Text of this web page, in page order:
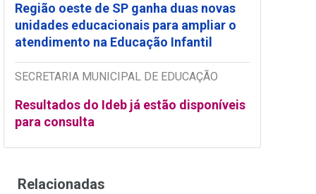
Região oeste de SP ganha duas novas
unidades educacionais para ampliar o
atendimento na Educação Infantil
SECRETARIA MUNICIPAL DE EDUCAÇÃO
Resultados do Ideb já estão disponíveis
para consulta
Relacionadas